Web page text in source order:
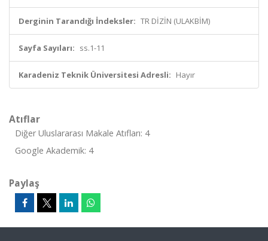
Derginin Tarandığı İndeksler: TR DİZİN (ULAKBİM)
Sayfa Sayıları: ss.1-11
Karadeniz Teknik Üniversitesi Adresli: Hayır
Atıflar
Diğer Uluslararası Makale Atıfları: 4
Google Akademik: 4
Paylaş